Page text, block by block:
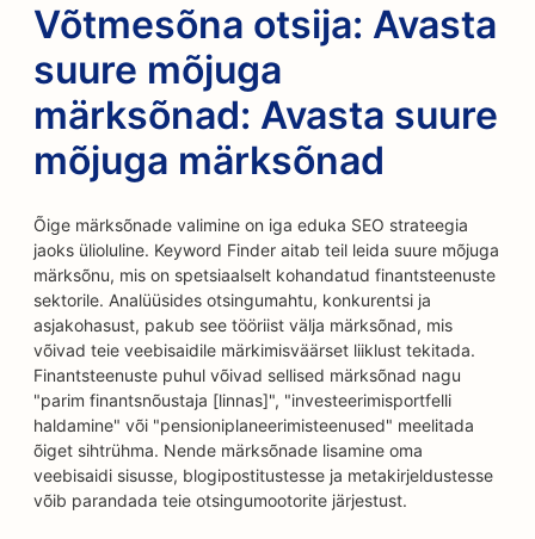
Võtmesõna otsija: Avasta
suure mõjuga
märksõnad: Avasta suure
mõjuga märksõnad
Õige märksõnade valimine on iga eduka SEO strateegia
jaoks ülioluline. Keyword Finder aitab teil leida suure mõjuga
märksõnu, mis on spetsiaalselt kohandatud finantsteenuste
sektorile. Analüüsides otsingumahtu, konkurentsi ja
asjakohasust, pakub see tööriist välja märksõnad, mis
võivad teie veebisaidile märkimisväärset liiklust tekitada.
Finantsteenuste puhul võivad sellised märksõnad nagu
"parim finantsnõustaja [linnas]", "investeerimisportfelli
haldamine" või "pensioniplaneerimisteenused" meelitada
õiget sihtrühma. Nende märksõnade lisamine oma
veebisaidi sisusse, blogipostitustesse ja metakirjeldustesse
võib parandada teie otsingumootorite järjestust.